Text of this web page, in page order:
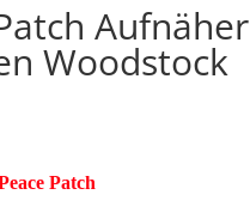
Aufnäher
Woodstock
Patch